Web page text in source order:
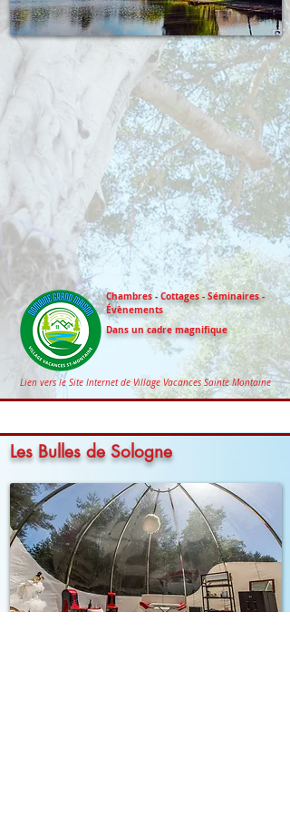
Chambres - Cottages - Séminaires -
Évènements
Dans un cadre magnifique
Lien vers le Site Internet de Village Vacances Sainte Montaine
Les Bulles de Sologne